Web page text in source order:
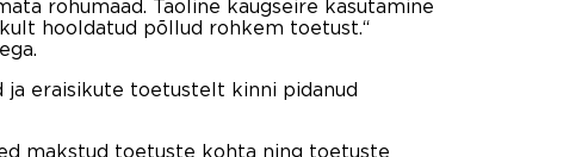
rohumaad. Taoline kaugseire kasutamine
hooldatud põllud rohkem toetust.“
ja eraisikute toetustelt kinni pidanud
makstud toetuste kohta ning toetuste